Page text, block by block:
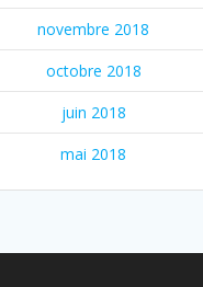
novembre 2018
octobre 2018
juin 2018
mai 2018